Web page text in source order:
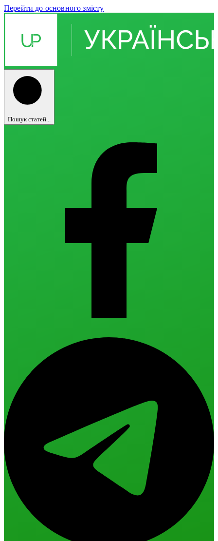
Перейти до основного змісту
Пошук статей...